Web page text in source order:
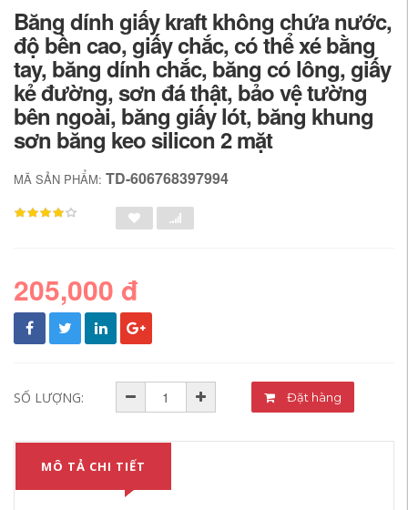
Băng dính giấy kraft không chứa nước,
độ bền cao, giấy chắc, có thể xé bằng
tay, băng dính chắc, băng có lông, giấy
kẻ đường, sơn đá thật, bảo vệ tường
bên ngoài, băng giấy lót, băng khung
sơn băng keo silicon 2 mặt
MÃ SẢN PHẨM: TD-606768397994
205,000 đ
SỐ LƯỢNG: Đặt hàng
MÔ TẢ CHI TIẾT